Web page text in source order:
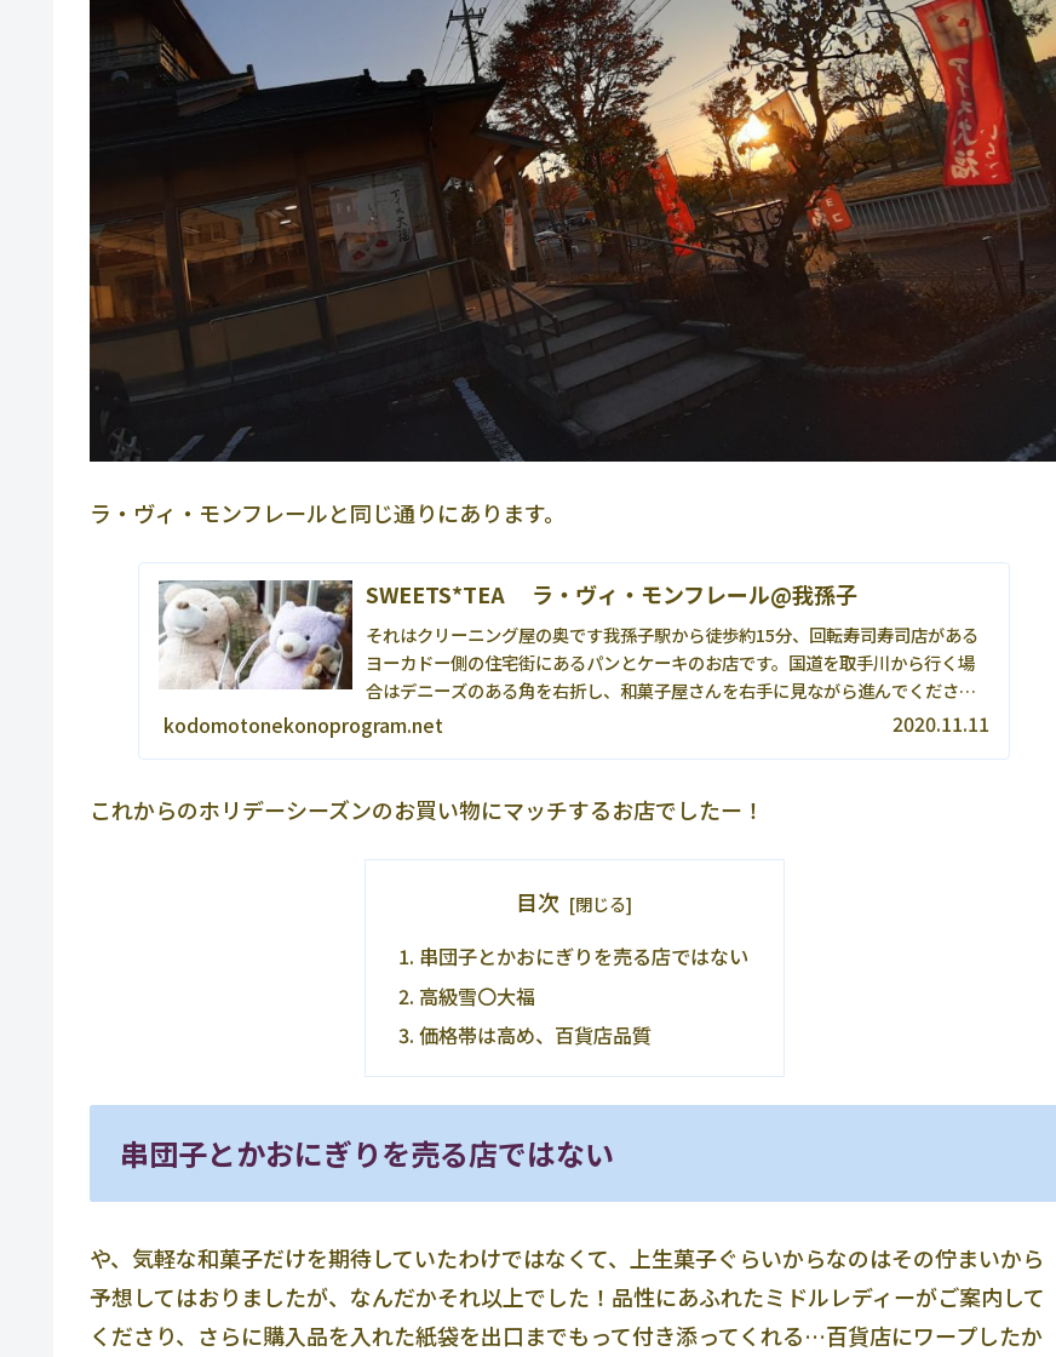
ラ・ヴィ・モンフレールと同じ通りにあります。
SWEETS*TEA ラ・ヴィ・モンフレール@我孫子
それはクリーニング屋の奥です我孫子駅から徒歩約15分、回転寿司寿司店がある
ヨーカドー側の住宅街にあるパンとケーキのお店です。国道を取手川から行く場
合はデニーズのある角を右折し、和菓子屋さんを右手に見ながら進んでくださ
い。クリーニング屋さんが...
kodomotonekonoprogram.net 2020.11.11
これからのホリデーシーズンのお買い物にマッチするお店でしたー！
目次
串団子とかおにぎりを売る店ではない
高級雪〇大福
価格帯は高め、百貨店品質
串団子とかおにぎりを売る店ではない
や、気軽な和菓子だけを期待していたわけではなくて、上生菓子ぐらいからなのはその佇まいから
予想してはおりましたが、なんだかそれ以上でした！品性にあふれたミドルレディーがご案内して
くださり、さらに購入品を入れた紙袋を出口までもって付き添ってくれる…百貨店にワープしたか